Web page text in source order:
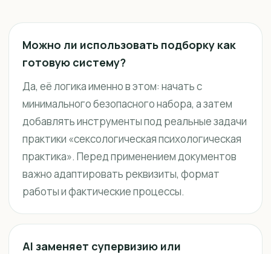
Можно ли использовать подборку как
готовую систему?
Да, её логика именно в этом: начать с
минимального безопасного набора, а затем
добавлять инструменты под реальные задачи
практики «сексологическая психологическая
практика». Перед применением документов
важно адаптировать реквизиты, формат
работы и фактические процессы.
AI заменяет супервизию или